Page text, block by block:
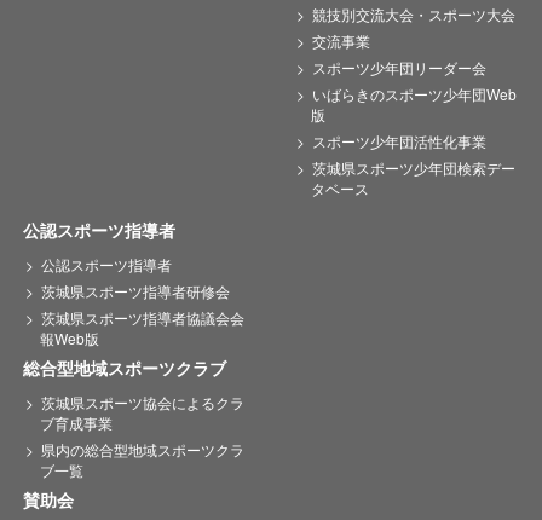
競技別交流大会・スポーツ大会
交流事業
スポーツ少年団リーダー会
いばらきのスポーツ少年団Web
版
スポーツ少年団活性化事業
茨城県スポーツ少年団検索デー
タベース
公認スポーツ指導者
公認スポーツ指導者
茨城県スポーツ指導者研修会
茨城県スポーツ指導者協議会会
報Web版
総合型地域スポーツクラブ
茨城県スポーツ協会によるクラ
ブ育成事業
県内の総合型地域スポーツクラ
ブ一覧
賛助会